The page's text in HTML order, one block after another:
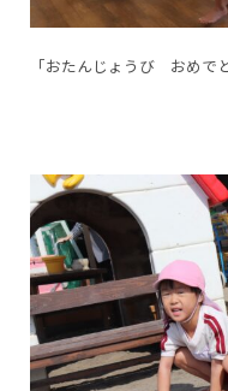
「おたんじょうび おめで